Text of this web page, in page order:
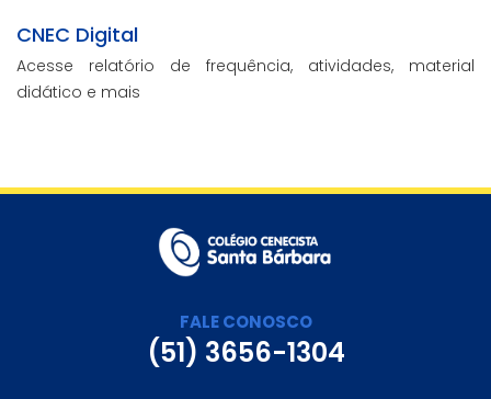
CNEC Digital
Acesse relatório de frequência, atividades, material
didático e mais
FALE CONOSCO
(51) 3656-1304